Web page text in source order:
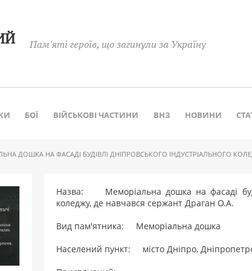
Пам'яті героїв, що загинули за Україну
БОЇ ВІЙСЬКОВІ ЧАСТИНИ ВНЗ НОВИНИ
ДОШКА НА ФАСАДІ БУДІВЛІ ДНІПРОВСЬКОГО ІНДУСТРІАЛЬНОГО
Назва: Меморіальна дошка на фасаді
коледжу, де навчався сержант Драган О.А.
Вид пам'ятника: Меморіальна дошка
Населений пункт: місто Дніпро,